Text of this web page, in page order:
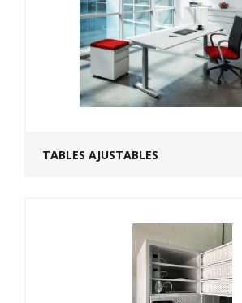
TABLES AJUSTABLES